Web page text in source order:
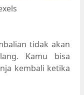
tidak akan
Kamu bisa
kembali ketika